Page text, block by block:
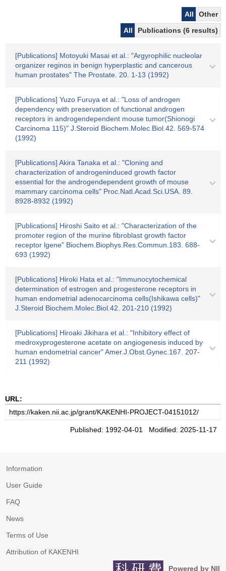
All
Other
All
Publications (6 results)
[Publications] Motoyuki Masai et al.: "Argyrophilic nucleolar
organizer reginos in benign hyperplastic and cancerous
human prostates" The Prostate. 20. 1-13 (1992)
[Publications] Yuzo Furuya et al.: "Loss of androgen
dependency with preservation of functional androgen
receptors in androgendependent mouse tumor(Shionogi
Carcinoma 115)" J.Steroid Biochem.Molec.Biol.42. 569-574
(1992)
[Publications] Akira Tanaka et al.: "Cloning and
characterization of androgeninduced growth factor
essential for the androgendependent growth of mouse
mammary carcinoma cells" Proc.Natl.Acad.Sci.USA. 89.
8928-8932 (1992)
[Publications] Hiroshi Saito et al.: "Characterization of the
promoter region of the murine fibroblast growth factor
receptor lgene" Biochem.Biophys.Res.Commun.183. 688-
693 (1992)
[Publications] Hiroki Hata et al.: "Immunocytochemical
determination of estrogen and progesterone receptors in
human endometrial adenocarcinoma cells(Ishikawa cells)"
J.Steroid Biochem.Molec.Biol.42. 201-210 (1992)
[Publications] Hiroaki Jikihara et al.: "Inhibitory effect of
medroxyprogesterone acetate on angiogenesis induced by
human endometrial cancer" Amer.J.Obst.Gynec.167. 207-
211 (1992)
URL:
Published: 1992-04-01 Modified: 2025-11-17
Information
User Guide
FAQ
News
Terms of Use
Attribution of KAKENHI
Powered by NII